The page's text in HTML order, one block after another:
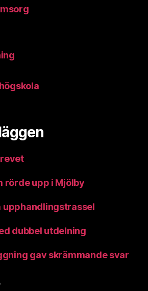
rörde upp i Mjölby
upphandlingstrassel
dubbel utdelning
gav skrämmande svar